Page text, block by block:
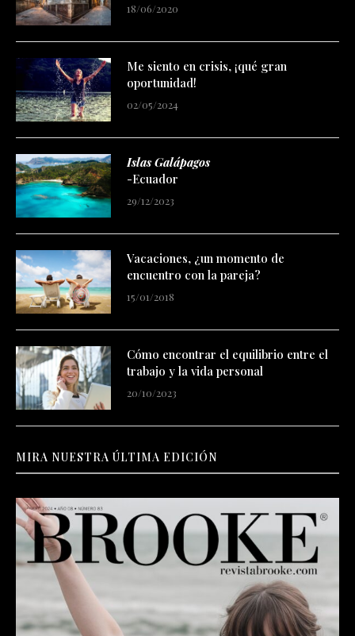
18/06/2020
Me siento en crisis, ¡qué gran
oportunidad!
02/05/2024
Islas Galápagos
-Ecuador
29/12/2023
Vacaciones, ¿un momento de
encuentro con la pareja?
15/01/2018
Cómo encontrar el equilibrio entre el
trabajo y la vida personal
20/10/2023
MIRA NUESTRA ÚLTIMA EDICIÓN